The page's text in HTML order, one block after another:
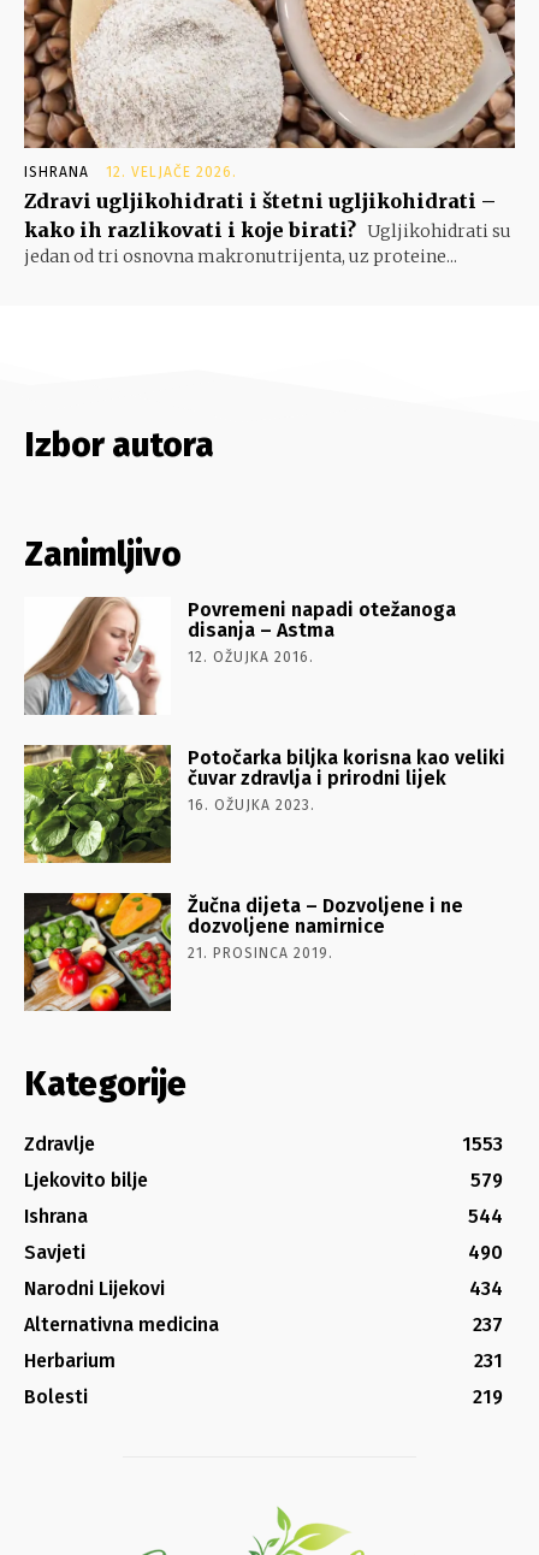
ISHRANA 12. VELJAČE 2026.
Zdravi ugljikohidrati i štetni ugljikohidrati –
kako ih razlikovati i koje birati? Ugljikohidrati su
jedan od tri osnovna makronutrijenta, uz proteine...
Izbor autora
Zanimljivo
Povremeni napadi otežanoga
disanja – Astma
12. OŽUJKA 2016.
Potočarka biljka korisna kao veliki
čuvar zdravlja i prirodni lijek
16. OŽUJKA 2023.
Žučna dijeta – Dozvoljene i ne
dozvoljene namirnice
21. PROSINCA 2019.
Kategorije
Zdravlje
1553
Ljekovito bilje
579
Ishrana
544
Savjeti
490
Narodni Lijekovi
434
Alternativna medicina
237
Herbarium
231
Bolesti
219